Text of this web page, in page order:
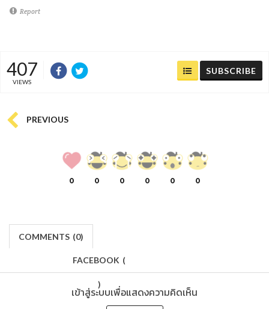
Report
407
VIEWS
SUBSCRIBE
PREVIOUS
0 0 0 0 0 0
COMMENTS (0)
FACEBOOK (
)
เข้าสู่ระบบเพื่อแสดงความคิดเห็น